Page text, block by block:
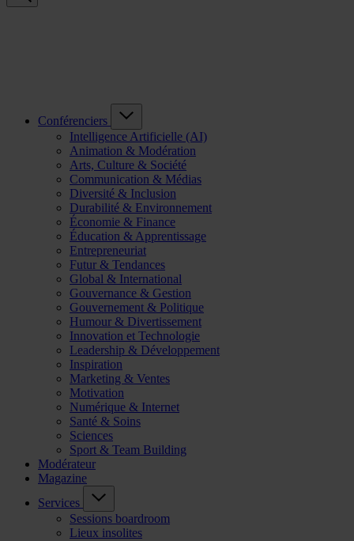
Conférenciers
Intelligence Artificielle (AI)
Animation & Modération
Arts, Culture & Société
Communication & Médias
Diversité & Inclusion
Durabilité & Environnement
Économie & Finance
Éducation & Apprentissage
Entrepreneuriat
Futur & Tendances
Global & International
Gouvernance & Gestion
Gouvernement & Politique
Humour & Divertissement
Innovation et Technologie
Leadership & Développement
Inspiration
Marketing & Ventes
Motivation
Numérique & Internet
Santé & Soins
Sciences
Sport & Team Building
Modérateur
Magazine
Services
Sessions boardroom
Lieux insolites